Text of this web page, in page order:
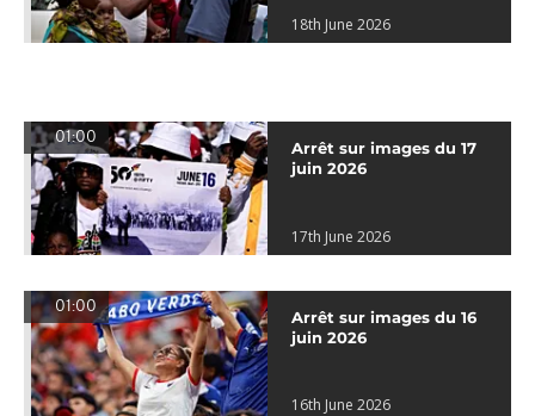
18th June 2026
01:00
Arrêt sur images du 17
juin 2026
17th June 2026
01:00
Arrêt sur images du 16
juin 2026
16th June 2026